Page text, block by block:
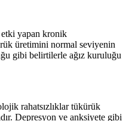
etki yapan kronik
üretimini normal seviyenin
gibi belirtilerle ağız kuruluğu
rahatsızlıklar tükürük
Depresyon ve anksiyete gibi